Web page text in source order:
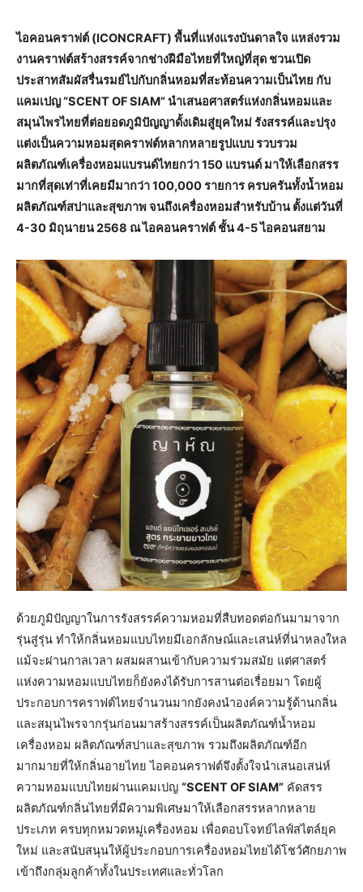
ไอคอนคราฟต์ (ICONCRAFT) พื้นที่แห่งแรงบันดาลใจ แหล่งรวม
งานคราฟต์สร้างสรรค์จากช่างฝีมือไทยที่ใหญ่ที่สุด ชวนเปิด
ประสาทสัมผัสรื่นรมย์ไปกับกลิ่นหอมที่สะท้อนความเป็นไทย กับ
แคมเปญ “SCENT OF SIAM” นำเสนอศาสตร์แห่งกลิ่นหอมและ
สมุนไพรไทยที่ต่อยอดภูมิปัญญาดั้งเดิมสู่ยุคใหม่ รังสรรค์และปรุง
แต่งเป็นความหอมสุดคราฟต์หลากหลายรูปแบบ รวบรวม
ผลิตภัณฑ์เครื่องหอมแบรนด์ไทยกว่า 150 แบรนด์ มาให้เลือกสรร
มากที่สุดเท่าที่เคยมีมากว่า 100,000 รายการ ครบครันทั้งน้ำหอม
ผลิตภัณฑ์สปาและสุขภาพ จนถึงเครื่องหอมสำหรับบ้าน ตั้งแต่วันที่
4-30 มิถุนายน 2568 ณ ไอคอนคราฟต์ ชั้น 4-5 ไอคอนสยาม
ด้วยภูมิปัญญาในการรังสรรค์ความหอมที่สืบทอดต่อกันมามาจาก
รุ่นสู่รุ่น ทำให้กลิ่นหอมแบบไทยมีเอกลักษณ์และเสน่ห์ที่น่าหลงใหล
แม้จะผ่านกาลเวลา ผสมผสานเข้ากับความร่วมสมัย แต่ศาสตร์
แห่งความหอมแบบไทยก็ยังคงได้รับการสานต่อเรื่อยมา โดยผู้
ประกอบการคราฟต์ไทยจำนวนมากยังคงนำองค์ความรู้ด้านกลิ่น
และสมุนไพรจากรุ่นก่อนมาสร้างสรรค์เป็นผลิตภัณฑ์น้ำหอม
เครื่องหอม ผลิตภัณฑ์สปาและสุขภาพ รวมถึงผลิตภัณฑ์อีก
มากมายที่ให้กลิ่นอายไทย ไอคอนคราฟต์จึงตั้งใจนำเสนอเสน่ห์
ความหอมแบบไทยผ่านแคมเปญ “SCENT OF SIAM” คัดสรร
ผลิตภัณฑ์กลิ่นไทยที่มีความพิเศษมาให้เลือกสรรหลากหลาย
ประเภท ครบทุกหมวดหมู่เครื่องหอม เพื่อตอบโจทย์ไลฟ์สไตล์ยุค
ใหม่ และสนับสนุนให้ผู้ประกอบการเครื่องหอมไทยได้โชว์ศักยภาพ
เข้าถึงกลุ่มลูกค้าทั้งในประเทศและทั่วโลก